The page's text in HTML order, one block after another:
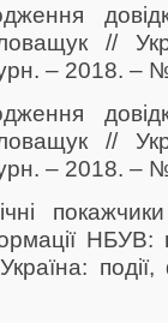
//
– 2018. –
//
– 2018. –
події,